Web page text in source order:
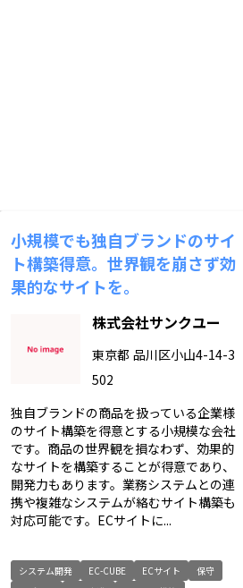
小規模でも独自ブランドのサイ
ト構築得意。世界観を崩さず効
果的なサイトを。
株式会社サンクユー
東京都 品川区小山4-14-3
502
独自ブランドの商品を扱っている企業様
のサイト構築を得意とする小規模な会社
です。商品の世界観を損なわず、効果的
なサイトを構築することが得意であり、
開発力もあります。業務システムとの連
携や複雑なシステムが絡むサイト構築も
対応可能です。ECサイトに...
システム開発 EC-CUBE ECサイト
保守